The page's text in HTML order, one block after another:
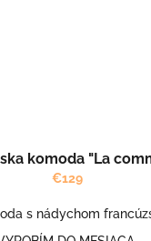
komoda "La
€129
s nádychom